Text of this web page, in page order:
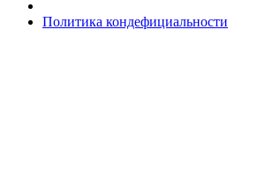
Политика кондефициальности